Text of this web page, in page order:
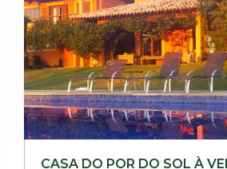
CASA DO POR DO SOL À